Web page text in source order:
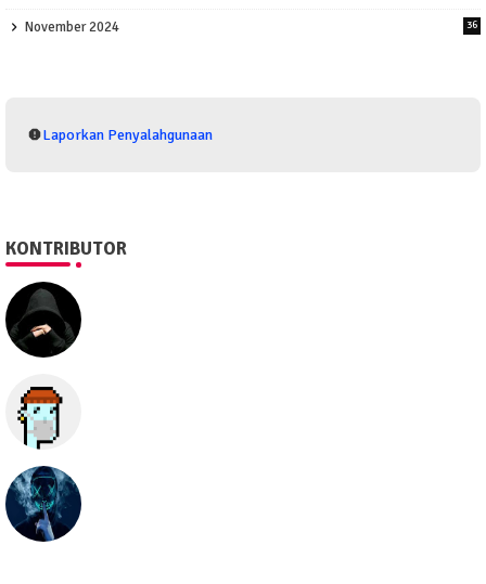
November 2024 36
Laporkan Penyalahgunaan
KONTRIBUTOR